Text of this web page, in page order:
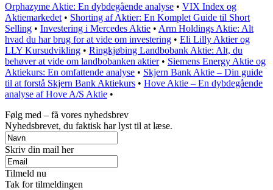
Orphazyme Aktie: En dybdegående analyse • VIX Index og
Aktiemarkedet • Shorting af Aktier: En Komplet Guide til Short
Selling • Investering i Mercedes Aktie • Arm Holdings Aktie: Alt
hvad du har brug for at vide om investering • Eli Lilly Aktier og
LLY Kursudvikling • Ringkjøbing Landbobank Aktie: Alt, du
behøver at vide om landbobanken aktier• Siemens Energy Aktie og
Aktiekurs: En omfattende analyse • Skjern Bank Aktie – Din guide
til at forstå Skjern Bank Aktiekurs • Hove Aktie – En dybdegående
analyse af Hove A/S Aktie •
Følg med – få vores nyhedsbrev
Nyhedsbrevet, du faktisk har lyst til at læse.
Skriv din mail her
Tilmeld nu
Tak for tilmeldingen